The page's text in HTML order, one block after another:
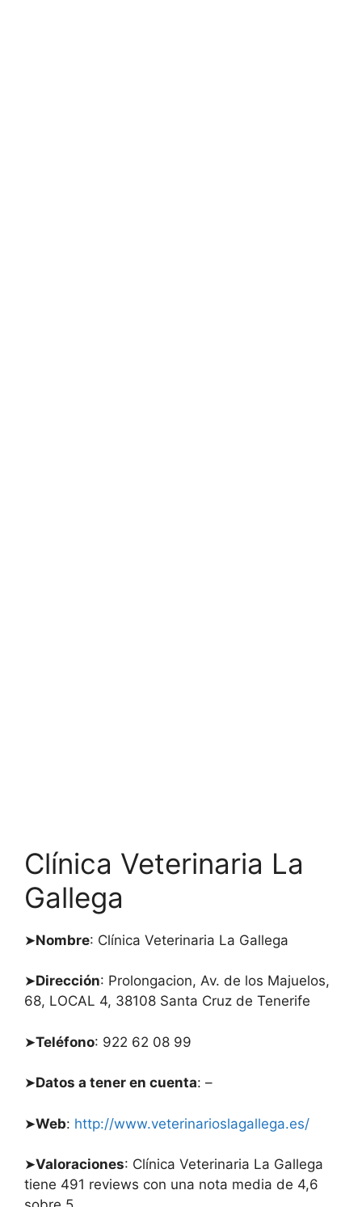
Clínica Veterinaria La
Gallega
➤Nombre: Clínica Veterinaria La Gallega
➤Dirección: Prolongacion, Av. de los Majuelos,
68, LOCAL 4, 38108 Santa Cruz de Tenerife
➤Teléfono: 922 62 08 99
➤Datos a tener en cuenta: –
➤Web: http://www.veterinarioslagallega.es/
➤Valoraciones: Clínica Veterinaria La Gallega
tiene 491 reviews con una nota media de 4,6